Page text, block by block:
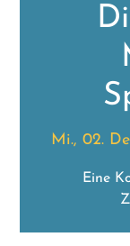
Mi., 02.
Eine